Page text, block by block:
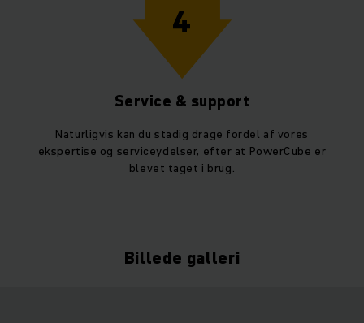
4
Service & support
Naturligvis kan du stadig drage fordel af vores
ekspertise og serviceydelser, efter at PowerCube er
blevet taget i brug.
Billede galleri